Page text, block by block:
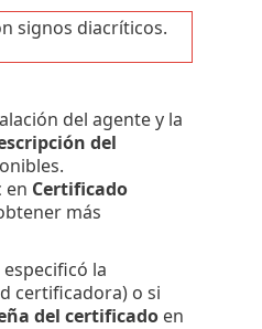
signos diacríticos.
del agente y la
del
en Certificado
más
la
certificadora) o si
del certificadoen